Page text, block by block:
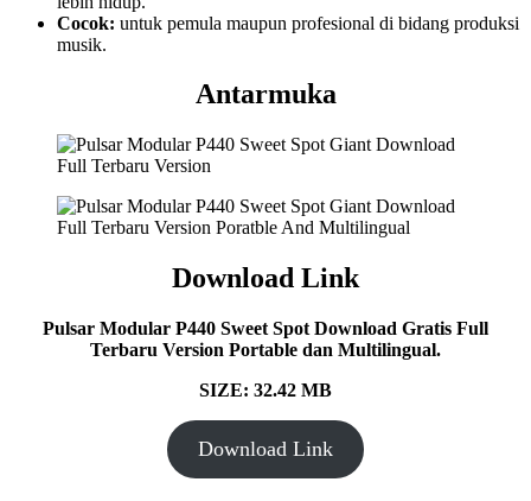
Cocok: untuk pemula maupun profesional di bidang produksi
musik.
Antarmuka
Download Link
Pulsar Modular P440 Sweet Spot Download Gratis Full
Terbaru Version Portable dan Multilingual.
SIZE: 32.42 MB
Download Link